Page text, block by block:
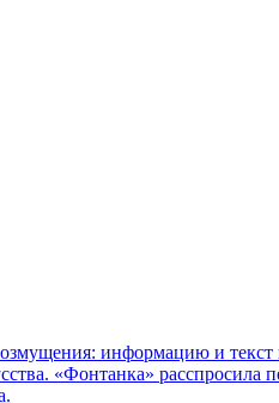
информацию и
«Фонтанка» расспросила